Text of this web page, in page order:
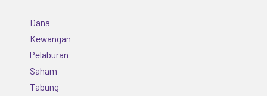
Dana
Kewangan
Pelaburan
Saham
Tabung